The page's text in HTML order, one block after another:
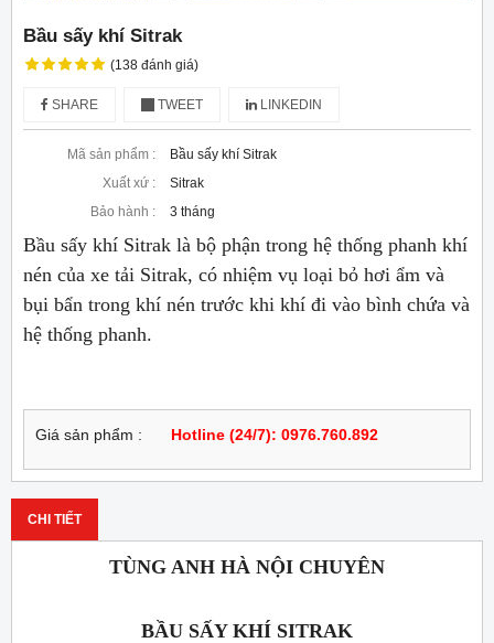
Bầu sấy khí Sitrak
(138 đánh giá)
SHARE TWEET LINKEDIN
Mã sản phẩm :
Bầu sấy khí Sitrak
Xuất xứ :
Sitrak
Bảo hành :
3 tháng
Bầu sấy khí Sitrak là bộ phận trong hệ thống phanh khí
nén của xe tải Sitrak, có nhiệm vụ loại bỏ hơi ẩm và
bụi bẩn trong khí nén trước khi khí đi vào bình chứa và
hệ thống phanh.
Giá sản phẩm : Hotline (24/7): 0976.760.892
CHI TIẾT
TÙNG ANH HÀ NỘI CHUYÊN
BẦU SẤY KHÍ SITRAK